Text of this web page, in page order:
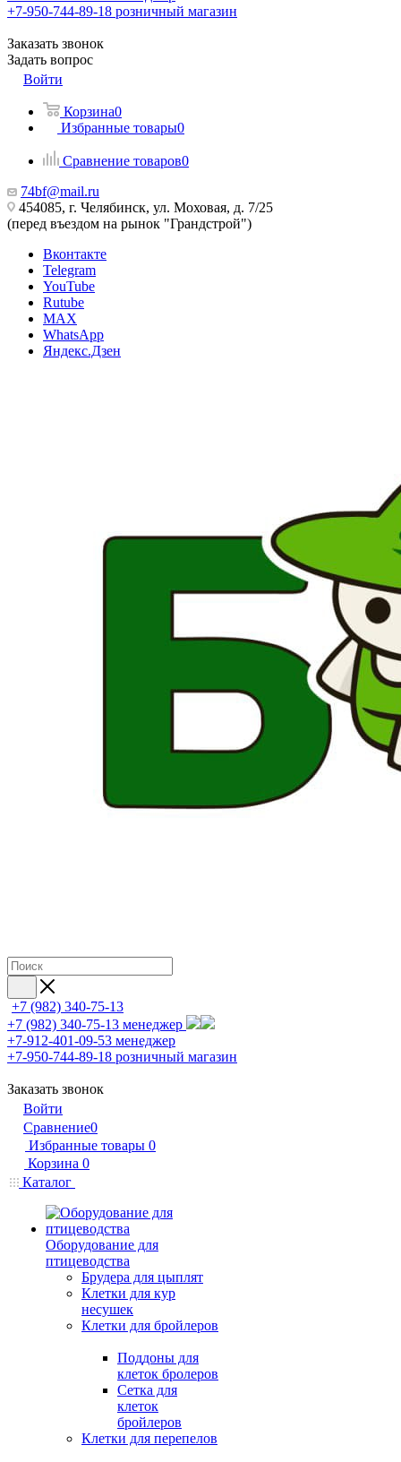
+7-950-744-89-18 розничный магазин
Заказать звонок
Задать вопрос
Войти
Корзина0
Избранные товары0
Сравнение товаров0
74bf@mail.ru
454085, г. Челябинск, ул. Моховая, д. 7/25
(перед въездом на рынок "Грандстрой")
Вконтакте
Telegram
YouTube
Rutube
MAX
WhatsApp
Яндекс.Дзен
+7 (982) 340-75-13
+7 (982) 340-75-13 менеджер
+7-912-401-09-53 менеджер
+7-950-744-89-18 розничный магазин
Заказать звонок
Войти
Сравнение0
Избранные товары 0
Корзина 0
Каталог
Оборудование для
птицеводства
Брудера для цыплят
Клетки для кур
несушек
Клетки для бройлеров
Поддоны для
клеток бролеров
Сетка для
клеток
бройлеров
Клетки для перепелов